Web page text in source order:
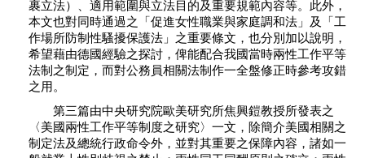
裹立法）、適用範圍與立法目的及重要規範內容等。此外，
本文也對同時通過之「促進女性職業與家庭調和法」及「工
作場所防制性騷擾保護法」之重要條文，也分別加以說明，
希望藉由德國經驗之探討，俾能配合我國當時兩性工作平等
法制之制定，而對公務員相關法制作一全盤修正時參考攻錯
之用。
第三篇由中央研究院歐美研究所焦興鎧教授所發表之
〈美國兩性工作平等制度之研究〉一文，除簡介美國相關之
制定法及總統行政命令外，並對其重要之保障內容，諸如一